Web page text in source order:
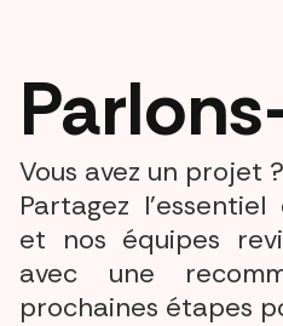
Vous avez un projet
Partagez
et nos équipes
avec une
prochaines étapes